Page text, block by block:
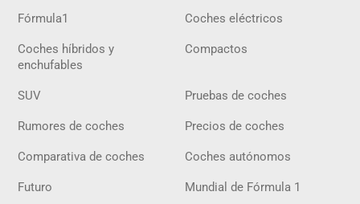
Fórmula1 Coches eléctricos
Coches híbridos y
enchufables
Compactos
SUV Pruebas de coches
Rumores de coches Precios de coches
Comparativa de coches Coches autónomos
Futuro Mundial de Fórmula 1